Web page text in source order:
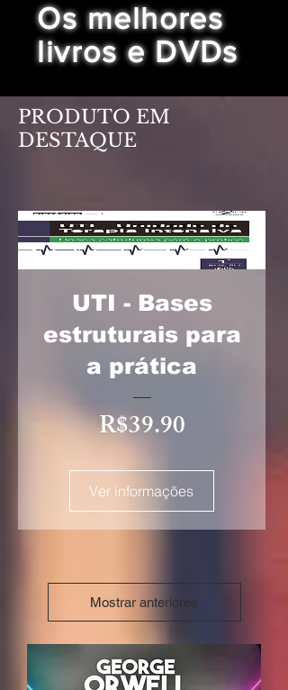
Os melhores
livros e DVDs
PRODUTO EM
DESTAQUE
UTI - Bases
estruturais para
a prática
R$39.90Preço
Ver informações
Mostrar anteriores